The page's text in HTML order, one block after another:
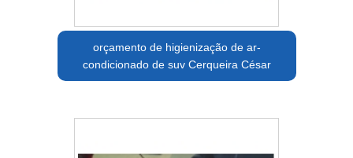
orçamento de higienização de ar-
condicionado de suv Cerqueira César